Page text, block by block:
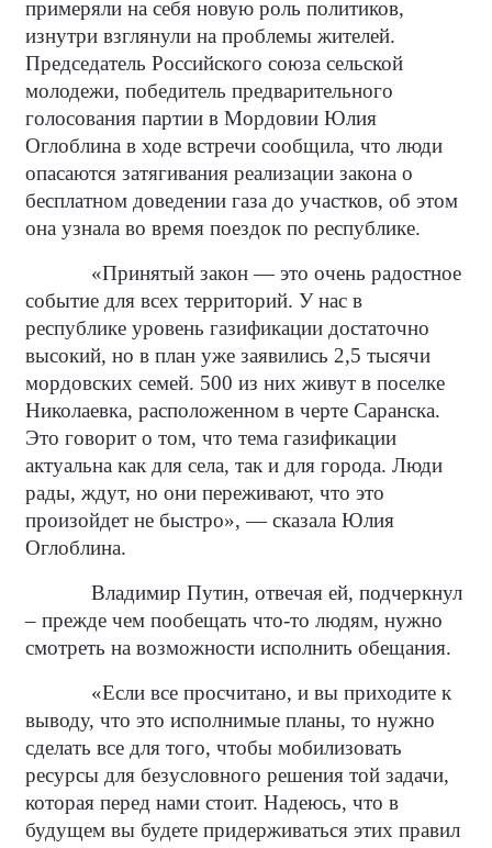
примеряли на себя новую роль политиков,
изнутри взглянули на проблемы жителей.
Председатель Российского союза сельской
молодежи, победитель предварительного
голосования партии в Мордовии Юлия
Оглоблина в ходе встречи сообщила, что люди
опасаются затягивания реализации закона о
бесплатном доведении газа до участков, об этом
она узнала во время поездок по республике.
«Принятый закон — это очень радостное
событие для всех территорий. У нас в
республике уровень газификации достаточно
высокий, но в план уже заявились 2,5 тысячи
мордовских семей. 500 из них живут в поселке
Николаевка, расположенном в черте Саранска.
Это говорит о том, что тема газификации
актуальна как для села, так и для города. Люди
рады, ждут, но они переживают, что это
произойдет не быстро», — сказала Юлия
Оглоблина.
Владимир Путин, отвечая ей, подчеркнул
– прежде чем пообещать что-то людям, нужно
смотреть на возможности исполнить обещания.
«Если все просчитано, и вы приходите к
выводу, что это исполнимые планы, то нужно
сделать все для того, чтобы мобилизовать
ресурсы для безусловного решения той задачи,
которая перед нами стоит. Надеюсь, что в
будущем вы будете придерживаться этих правил